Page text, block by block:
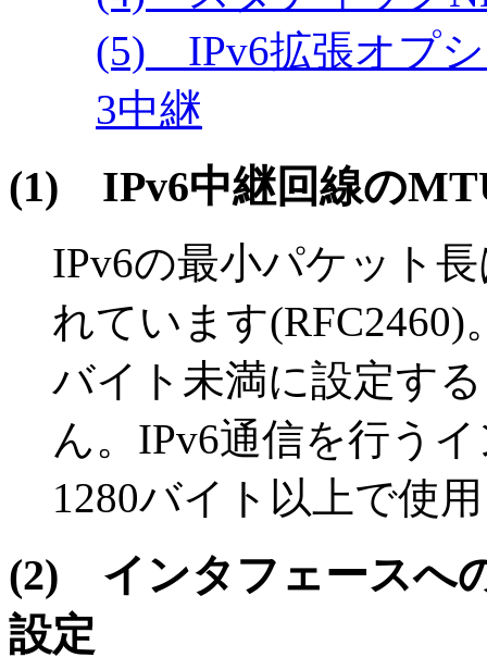
(5) IPv6拡張オプ
3中継
(1) IPv6中継回線の
IPv6の最小パケット
れています
バイト未満に設定す
ん。IPv6通信を行う
1280バイト以上で使
(2) インタフェースへ
設定